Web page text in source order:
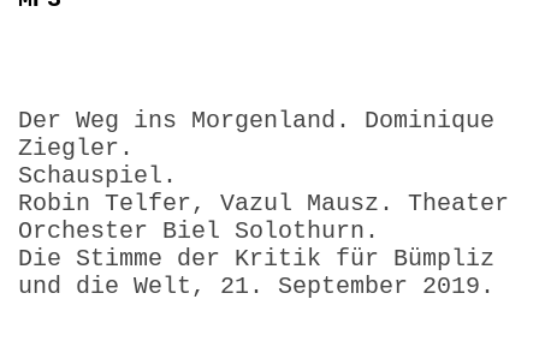
Der Weg ins Morgenland. Dominique
Ziegler.
Schauspiel.
Robin Telfer, Vazul Mausz. Theater
Orchester Biel Solothurn.
Die Stimme der Kritik für Bümpliz
und die Welt, 21. September 2019.